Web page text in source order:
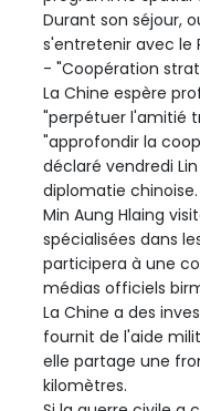
Durant son séjour,
s'entretenir avec le
- "Coopération
La Chine espère
"perpétuer l'amitié
"approfondir la
déclaré vendredi
diplomatie chinoise.
Min Aung Hlaing
spécialisées dans
participera à une
médias officiels
La Chine a des
fournit de l'aide
elle partage une
kilomètres.